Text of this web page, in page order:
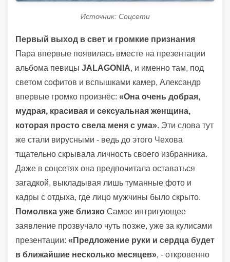
Источник: Соцсети
Первый выход в свет и громкие признания
Пара впервые появилась вместе на презентации
альбома певицы JALAGONIA, и именно там, под
светом софитов и вспышками камер, Александр
впервые громко произнёс: «Она очень добрая,
мудрая, красивая и сексуальная женщина,
которая просто свела меня с ума». Эти слова тут
же стали вирусными - ведь до этого Чехова
тщательно скрывала личность своего избранника.
Даже в соцсетях она предпочитала оставаться
загадкой, выкладывая лишь туманные фото и
кадры с отдыха, где лицо мужчины было скрыто.
Помолвка уже близко Самое интригующее
заявление прозвучало чуть позже, уже за кулисами
презентации: «Предложение руки и сердца будет
в ближайшие несколько месяцев», - откровенно